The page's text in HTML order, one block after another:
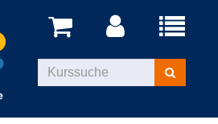
Menü
Kurse
suchen